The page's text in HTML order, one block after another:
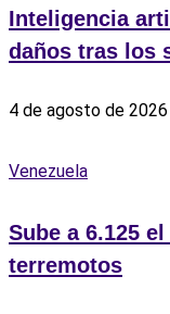
Inteligencia
daños tras los
4 de agosto de 2026
Venezuela
Sube a 6.125
terremotos